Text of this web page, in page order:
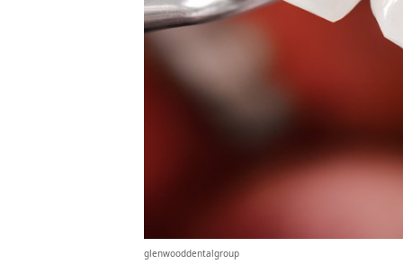
glenwooddentalgroup